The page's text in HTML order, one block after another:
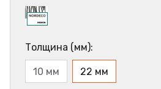
Толщина (мм):
10 мм 22 мм